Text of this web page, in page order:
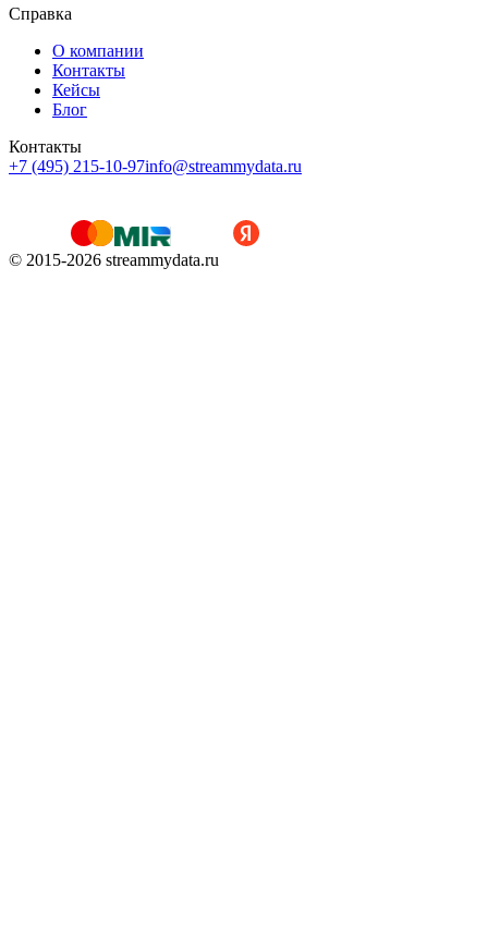
Справка
О компании
Контакты
Кейсы
Блог
Контакты
+7 (495) 215-10-97info@streammydata.ru
© 2015-2026 streammydata.ru